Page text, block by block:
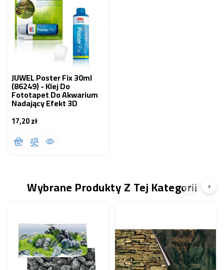
JUWEL Poster Fix 30ml
(86249) - Klej Do
Fototapet Do Akwarium
Nadający Efekt 3D
17,20 złCena
Wybrane Produkty Z Tej Kategorii
‹ ›